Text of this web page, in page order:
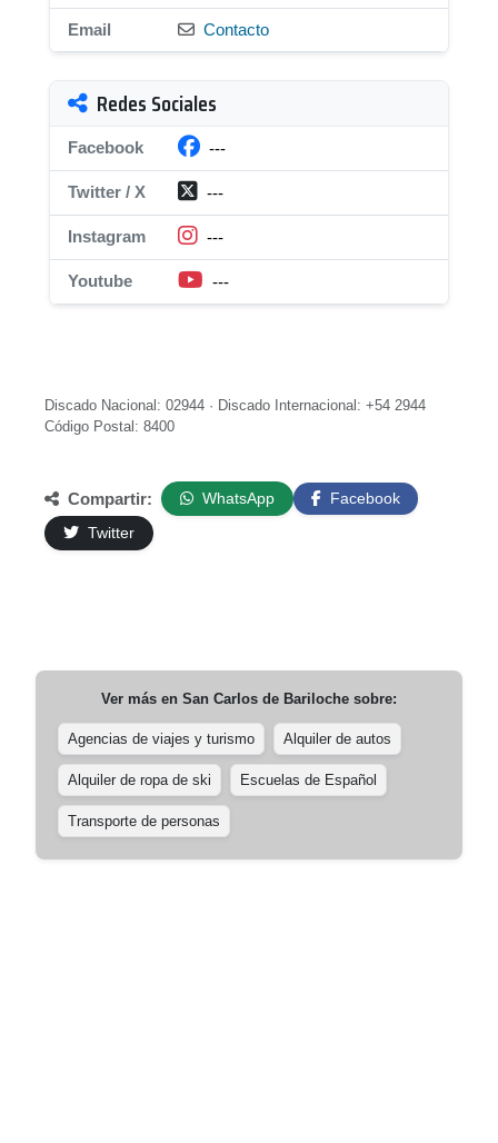
Email Contacto
Redes Sociales
Facebook ---
Twitter / X ---
Instagram ---
Youtube ---
Discado Nacional: 02944 · Discado Internacional: +54 2944
Código Postal: 8400
Compartir: WhatsApp
Facebook
Twitter
Ver más en San Carlos de Bariloche sobre:
Agencias de viajes y turismo Alquiler de autos
Alquiler de ropa de ski Escuelas de Español
Transporte de personas